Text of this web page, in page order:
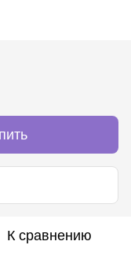
К сравнению